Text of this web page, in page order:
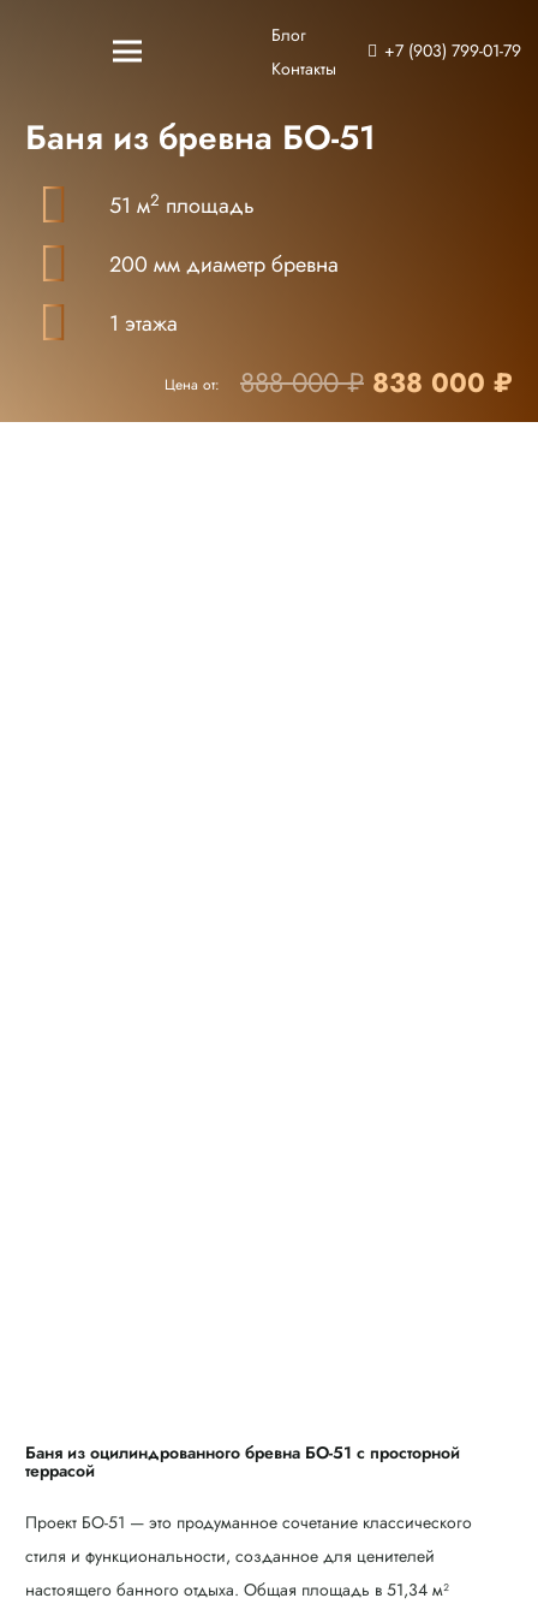
Блог
Контакты
+7 (903) 799-01-79
Баня из бревна БО-51
51 м2 площадь
200 мм диаметр бревна
1 этажа
Цена от: 888 000₽ 838 000 ₽
Баня из оцилиндрованного бревна БО-51 с просторной
террасой
Проект БО-51 — это продуманное сочетание классического
стиля и функциональности, созданное для ценителей
настоящего банного отдыха. Общая площадь в 51,34 м²